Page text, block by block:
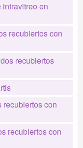
en
recubiertos con
recubiertos
con
recubiertos con